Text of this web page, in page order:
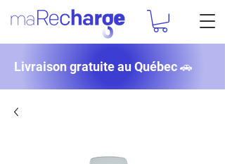
Livraison gratuite au Québec 🚗